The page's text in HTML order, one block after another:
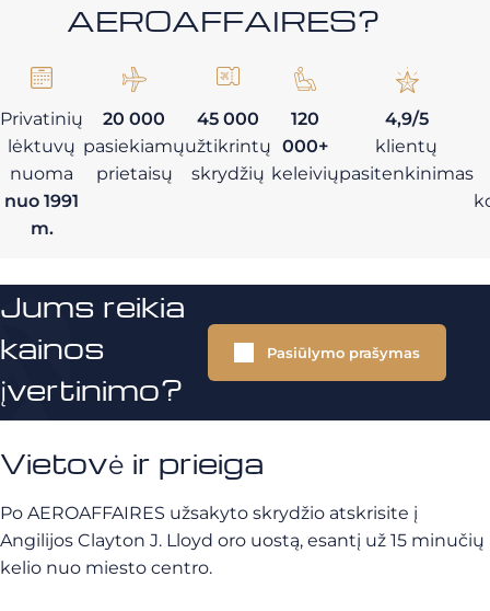
AEROAFFAIRES?
Privatinių
lėktuvų
nuoma
nuo 1991
m.
20 000
pasiekiamų
prietaisų
45 000
užtikrintų
skrydžių
120
000+
keleivių
4,9/5
klientų
pasitenkinimas
Jums reikia
kainos
įvertinimo?
Pasiūlymo prašymas
Vietovė ir prieiga
Po AEROAFFAIRES užsakyto skrydžio atskrisite į
Angilijos Clayton J. Lloyd oro uostą, esantį už 15 minučių
kelio nuo miesto centro.